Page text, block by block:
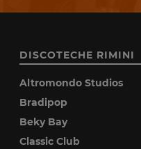
DISCOTECHE RIMINI
Altromondo Studios
Bradipop
Beky Bay
Classic Club